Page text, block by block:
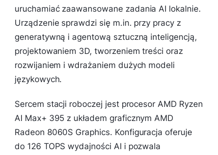
uruchamiać zaawansowane zadania AI lokalnie.
Urządzenie sprawdzi się m.in. przy pracy z
generatywną i agentową sztuczną inteligencją,
projektowaniem 3D, tworzeniem treści oraz
rozwijaniem i wdrażaniem dużych modeli
językowych.
Sercem stacji roboczej jest procesor AMD Ryzen
AI Max+ 395 z układem graficznym AMD
Radeon 8060S Graphics. Konfiguracja oferuje
do 126 TOPS wydajności AI i pozwala